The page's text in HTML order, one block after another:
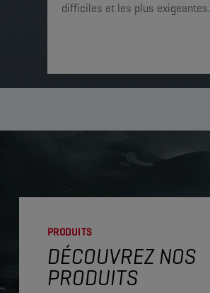
difficiles et les plus exigeantes.
PRODUITS
DÉCOUVREZ NOS
PRODUITS